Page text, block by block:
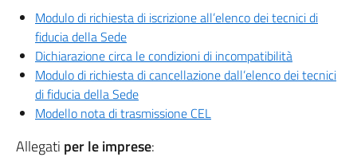
Modulo di richiesta di iscrizione all’elenco dei tecnici di
fiducia della Sede
Dichiarazione circa le condizioni di incompatibilità
Modulo di richiesta di cancellazione dall’elenco dei tecnici
di fiducia della Sede
Modello nota di trasmissione CEL
Allegati per le imprese: